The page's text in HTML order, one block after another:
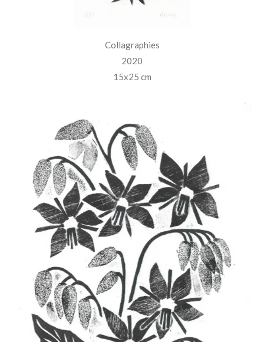
Collagraphies
2020
15x25 cm